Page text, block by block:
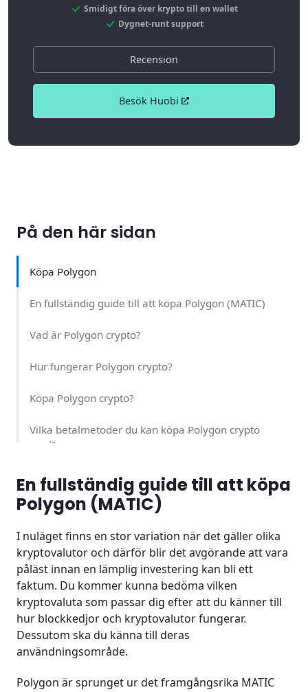
Smidigt föra över krypto till en wallet
Dygnet-runt support
Recension
Besök Huobi
På den här sidan
Köpa Polygon
En fullständig guide till att köpa Polygon (MATIC)
Vad är Polygon crypto?
Hur fungerar Polygon crypto?
Köpa Polygon crypto?
Vilka betalmetoder du kan köpa Polygon crypto
med?
Köpa Polygon med betalkort
Köpa Polygon genom banköverföring
Köpa Polygon med Swish
Polygon wallet som betalningsmetod
Finns det risker med Polygon crypto?
Transaktioner blir mer säkra genom hashing
En fullständig guide till att köpa
Polygon (MATIC)
I nuläget finns en stor variation när det gäller olika
kryptovalutor och därför blir det avgörande att vara
påläst innan en lämplig investering kan bli ett
faktum. Du kommer kunna bedöma vilken
kryptovaluta som passar dig efter att du känner till
hur blockkedjor och kryptovalutor fungerar.
Dessutom ska du känna till deras
användningsområde.
Polygon är sprunget ur det framgångsrika MATIC